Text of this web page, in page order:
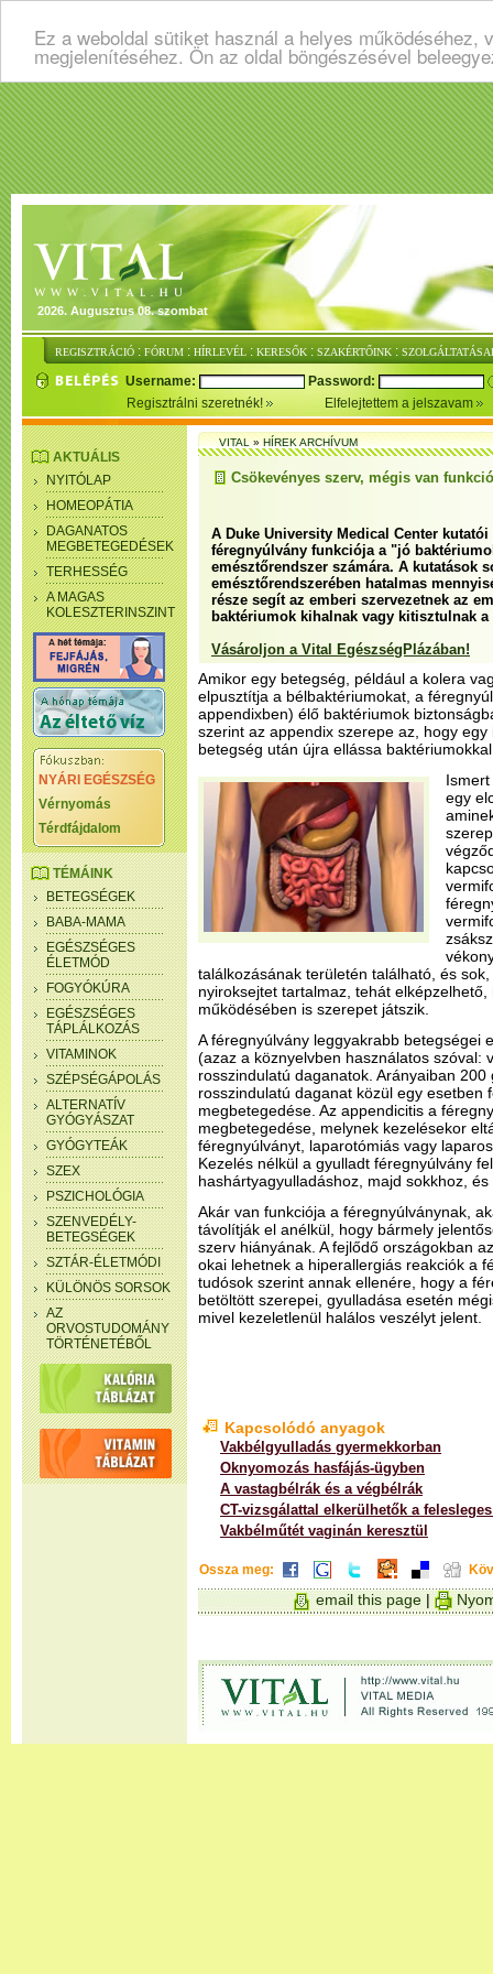
Ez a weboldal sütiket használ a helyes
megjelenítéséhez. Ön az oldal böngészésével
2026. Augusztus 08. szombat
REGISZTRÁCIÓ : FÓRUM : HÍRLEVÉL : KERESŐK : SZAKÉRTŐINK :
Username:
Password:
Regisztrálni szeretnék!
Elfelejtettem a jelszavam
AKTUÁLIS
NYITÓLAP
HOMEOPÁTIA
DAGANATOS
MEGBETEGEDÉSEK
TERHESSÉG
A MAGAS
KOLESZTERINSZINT
NYÁRI EGÉSZSÉG
Vérnyomás
Térdfájdalom
TÉMÁINK
BETEGSÉGEK
BABA-MAMA
EGÉSZSÉGES
ÉLETMÓD
FOGYÓKÚRA
EGÉSZSÉGES
TÁPLÁLKOZÁS
VITAMINOK
SZÉPSÉGÁPOLÁS
ALTERNATÍV
GYÓGYÁSZAT
GYÓGYTEÁK
SZEX
PSZICHOLÓGIA
SZENVEDÉLY-
BETEGSÉGEK
SZTÁR-ÉLETMÓDI
KÜLÖNÖS SORSOK
AZ
ORVOSTUDOMÁNY
TÖRTÉNETÉBŐL
VITAL»HÍREK ARCHÍVUM
Csökevényes szerv, mégis van
A Duke University Medical Center
féregnyúlvány funkciója a "jó
emésztőrendszer számára. A kutatások
emésztőrendszerében hatalmas
része segít az emberi szervezetnek az
baktériumok kihalnak vagy kitisztulnak
Vásároljon a Vital EgészségPlázában!
Amikor egy betegség, például a kolera
elpusztítja a bélbaktériumokat, a
appendixben) élő baktériumok
szerint az appendix szerepe az, hogy
betegség után újra ellássa
egy
találkozásának területén található, és
nyiroksejtet tartalmaz, tehát
működésében is szerepet játszik.
A féregnyúlvány leggyakrabb betegségei
(azaz a köznyelvben használatos szóval:
rosszindulatú daganatok. Arányaiban
rosszindulatú daganat közül egy esetben
megbetegedése. Az appendicitis a
megbetegedése, melynek kezelésekor
féregnyúlványt, laparotómiás vagy
Kezelés nélkül a gyulladt féregnyúlvány
hashártyagyulladáshoz, majd sokkhoz,
Akár van funkciója a féregnyúlványnak,
távolítják el anélkül, hogy bármely
szerv hiányának. A fejlődő országokban
okai lehetnek a hiperallergiás reakciók a
tudósok szerint annak ellenére, hogy a
betöltött szerepei, gyulladása esetén
mivel kezeletlenül halálos veszélyt jelent.
Kapcsolódó anyagok
Vakbélgyulladás gyermekkorban
Oknyomozás hasfájás-ügyben
A vastagbélrák és a végbélrák
CT-vizsgálattal elkerülhetők a
Vakbélműtét vaginán keresztül
Ossza meg:
email this page |